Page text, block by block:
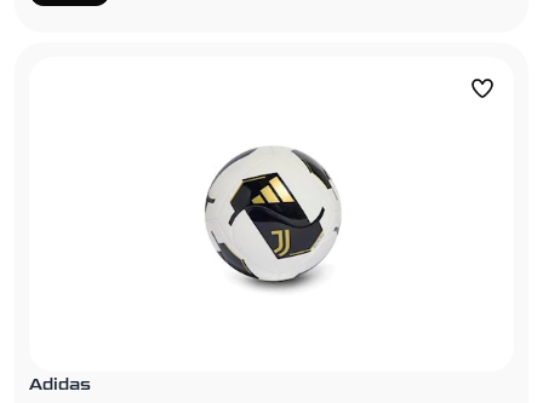
Adidas